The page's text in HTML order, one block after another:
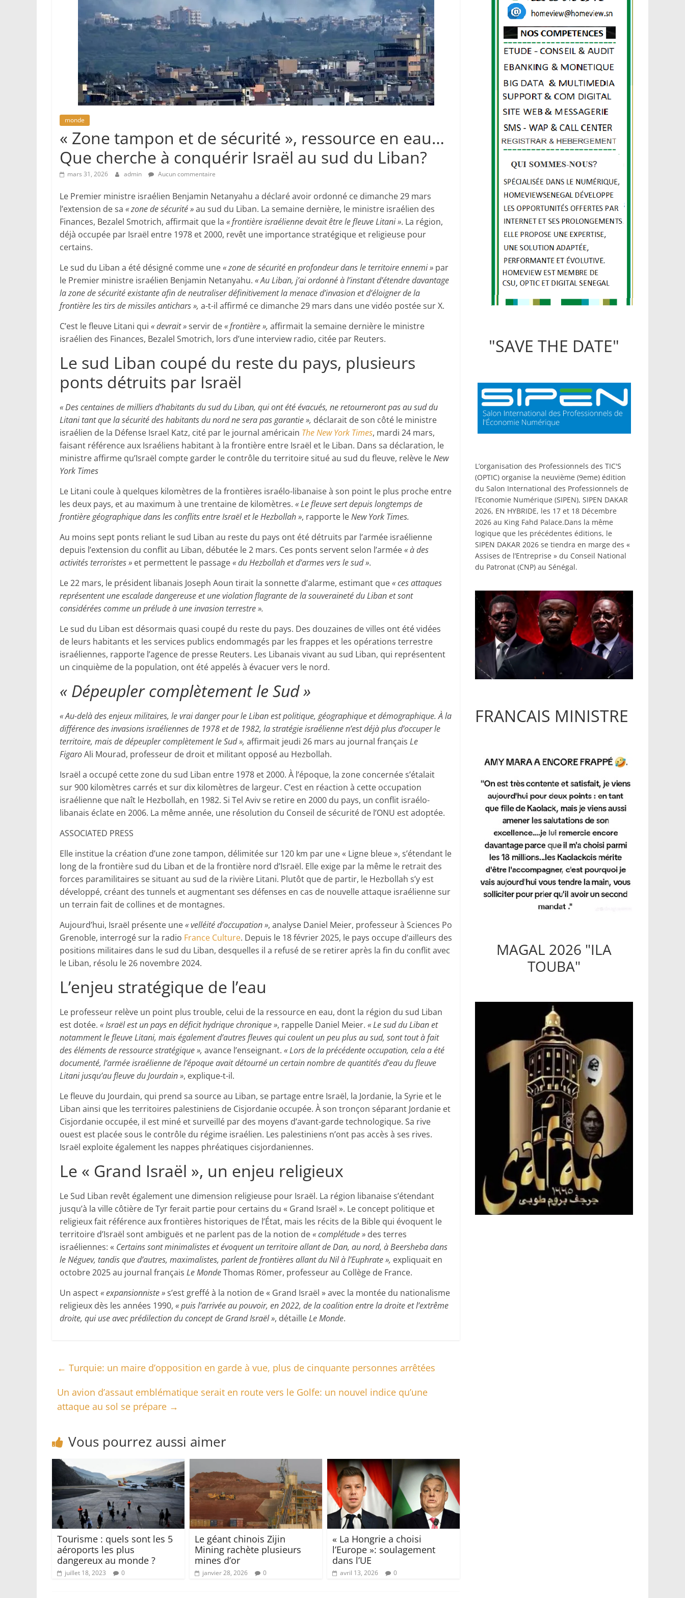
monde
« Zone tampon et de sécurité », ressource en eau…
Que cherche à conquérir Israël au sud du Liban?
mars 31, 2026 admin Aucun commentaire
Le Premier ministre israélien Benjamin Netanyahu a déclaré avoir ordonné ce dimanche 29 mars
l’extension de sa « zone de sécurité »au sud du Liban. La semaine dernière, le ministre israélien des
Finances, Bezalel Smotrich, affirmait que la « frontière israélienne devait être le fleuve Litani ». La région,
déjà occupée par Israël entre 1978 et 2000, revêt une importance stratégique et religieuse pour
certains.
Le sud du Liban a été désigné comme une« zone de sécurité en profondeur dans le territoire ennemi » par
le Premier ministre israélien Benjamin Netanyahu. « Au Liban, j’ai ordonné à l’instant d’étendre davantage
la zone de sécurité existante afin de neutraliser définitivement la menace d’invasion et d’éloigner de la
frontière les tirs de missiles antichars », a-t-il affirmé ce dimanche 29 mars dans une vidéo postée sur X.
C’est le fleuve Litani qui « devrait »servir de« frontière », affirmait la semaine dernière le ministre
israélien des Finances, Bezalel Smotrich, lors d’une interview radio, citée par Reuters.
Le sud Liban coupé du reste du pays, plusieurs
ponts détruits par Israël
« Des centaines de milliers d’habitants du sud du Liban, qui ont été évacués, ne retourneront pas au sud du
Litani tant que la sécurité des habitants du nord ne sera pas garantie », déclarait de son côté le ministre
israélien de la Défense Israel Katz, cité par le journal américain The New York Times, mardi 24 mars,
faisant référence aux Israéliens habitant à la frontière entre Israël et le Liban. Dans sa déclaration, le
ministre affirme qu’Israël compte garder le contrôle du territoire situé au sud du fleuve, relève leNew
York Times
Le Litani coule à quelques kilomètres de la frontières israélo-libanaise à son point le plus proche entre
les deux pays, et au maximum à une trentaine de kilomètres. « Le fleuvesert depuis longtemps de
frontière géographique dans les conflits entre Israël et le Hezbollah », rapporte leNew York Times.
Au moins sept ponts reliant le sud Liban au reste du pays ont été détruits par l’armée israélienne
depuis l’extension du conflit au Liban, débutée le 2 mars. Ces ponts servent selon l’armée« à des
activités terroristes » et permettent le passage« du Hezbollah et d’armes vers le sud ».
Le 22 mars, le président libanais Joseph Aoun tirait la sonnette d’alarme, estimant que« ces attaques
représentent une escalade dangereuse et une violation flagrante de la souveraineté du Liban et sont
considérées comme un prélude à une invasion terrestre ».
Le sud du Liban est désormais quasi coupé du reste du pays. Des douzaines de villes ont été vidées
de leurs habitants et les services publics endommagés par les frappes et les opérations terrestre
israéliennes, rapporte l’agence de presse Reuters. Les Libanais vivant au sud Liban, qui représentent
un cinquième de la population, ont été appelés à évacuer vers le nord.
« Dépeupler complètement le Sud »
« Au-delà des enjeux militaires, le vrai danger pour le Liban est politique, géographique et démographique. À la
différence des invasions israéliennes de 1978 et de 1982, la stratégie israélienne n’est déjà plus d’occuper le
territoire, mais de dépeupler complètement le Sud », affirmait jeudi 26 mars au journal français Le
FigaroAli Mourad, professeur de droit et militant opposé au Hezbollah.
Israël a occupé cette zone du sud Liban entre 1978 et 2000. À l’époque, la zone concernée s’étalait
sur 900 kilomètres carrés et sur dix kilomètres de largeur. C’est en réaction à cette occupation
israélienne que naît le Hezbollah, en 1982. Si Tel Aviv se retire en 2000 du pays, un conflit israélo-
libanais éclate en 2006. La même année, une résolution du Conseil de sécurité de l’ONU est adoptée.
ASSOCIATED PRESS
Elle institue la création d’une zone tampon, délimitée sur 120 km par une « Ligne bleue », s’étendant le
long de la frontière sud du Liban et de la frontière nord d’Israël. Elle exige par la même le retrait des
forces paramilitaires se situant au sud de la rivière Litani. Plutôt que de partir, le Hezbollah s’y est
développé, créant des tunnels et augmentant ses défenses en cas de nouvelle attaque israélienne sur
un terrain fait de collines et de montagnes.
Aujourd’hui, Israël présente une« velléité d’occupation », analyse Daniel Meier, professeur à Sciences Po
Grenoble, interrogé sur la radio France Culture. Depuis le 18 février 2025, le pays occupe d’ailleurs des
positions militaires dans le sud du Liban, desquelles il a refusé de se retirer après la fin du conflit avec
le Liban, résolu le 26 novembre 2024.
L’enjeu stratégique de l’eau
Le professeur relève un point plus trouble, celui de la ressource en eau, dont la région du sud Liban
est dotée. « Israël est un pays en déficit hydrique chronique », rappelle Daniel Meier. « Le sud du Liban et
notamment le fleuve Litani, mais également d’autres fleuves qui coulent un peu plus au sud, sont tout à fait
des éléments de ressource stratégique », avance l’enseignant. « Lors de la précédente occupation, cela a été
documenté, l’armée israélienne de l’époque avait détourné un certain nombre de quantités d’eau du fleuve
Litani jusqu’au fleuve du Jourdain », explique-t-il.
Le fleuve du Jourdain, qui prend sa source au Liban, se partage entre Israël, la Jordanie, la Syrie et le
Liban ainsi que les territoires palestiniens de Cisjordanie occupée. À son tronçon séparant Jordanie et
Cisjordanie occupée, il est miné et surveillé par des moyens d’avant-garde technologique. Sa rive
ouest est placée sous le contrôle du régime israélien. Les palestiniens n’ont pas accès à ses rives.
Israël exploite également les nappes phréatiques cisjordaniennes.
Le « Grand Israël », un enjeu religieux
Le Sud Liban revêt également une dimension religieuse pour Israël. La région libanaise s’étendant
jusqu’à la ville côtière de Tyr ferait partie pour certains du « Grand Israël ». Le concept politique et
religieux fait référence aux frontières historiques de l’État, mais les récits de la Bible qui évoquent le
territoire d’Israël sont ambiguës et ne parlent pas de la notion de« complétude » des terres
israéliennes: « Certains sont minimalistes et évoquent un territoire allant de Dan, au nord, à Beersheba dans
le Néguev, tandis que d’autres, maximalistes, parlent de frontières allant du Nil à l’Euphrate », expliquait en
octobre 2025 au journal français Le MondeThomas Römer, professeur au Collège de France.
Un aspect« expansionniste »s’est greffé à la notion de « Grand Israël » avec la montée du nationalisme
religieux dès les années 1990, « puis l’arrivée au pouvoir, en 2022, de la coalition entre la droite et l’extrême
droite, qui use avec prédilection du concept de Grand Israël », détailleLe Monde.
← Turquie: un maire d’opposition en garde à vue, plus de cinquante personnes arrêtées
Un avion d’assaut emblématique serait en route vers le Golfe: un nouvel indice qu’une
attaque au sol se prépare →
Vous pourrez aussi aimer
Tourisme : quels sont les 5
aéroports les plus
dangereux au monde ?
juillet 18, 2023 0
Le géant chinois Zijin
Mining rachète plusieurs
mines d’or
janvier 28, 2026 0
« La Hongrie a choisi
l’Europe »: soulagement
dans l’UE
avril 13, 2026 0
"SAVE THE DATE"
L’organisation des Professionnels des TIC'S
(OPTIC) organise la neuvième (9eme) édition
du Salon International des Professionnels de
l’Economie Numérique (SIPEN), SIPEN DAKAR
2026, EN HYBRIDE, les 17 et 18 Décembre
2026 au King Fahd Palace.Dans la même
logique que les précédentes éditions, le
SIPEN DAKAR 2026 se tiendra en marge des «
Assises de l’Entreprise » du Conseil National
du Patronat (CNP) au Sénégal.
FRANCAIS MINISTRE
MAGAL 2026 "ILA
TOUBA"